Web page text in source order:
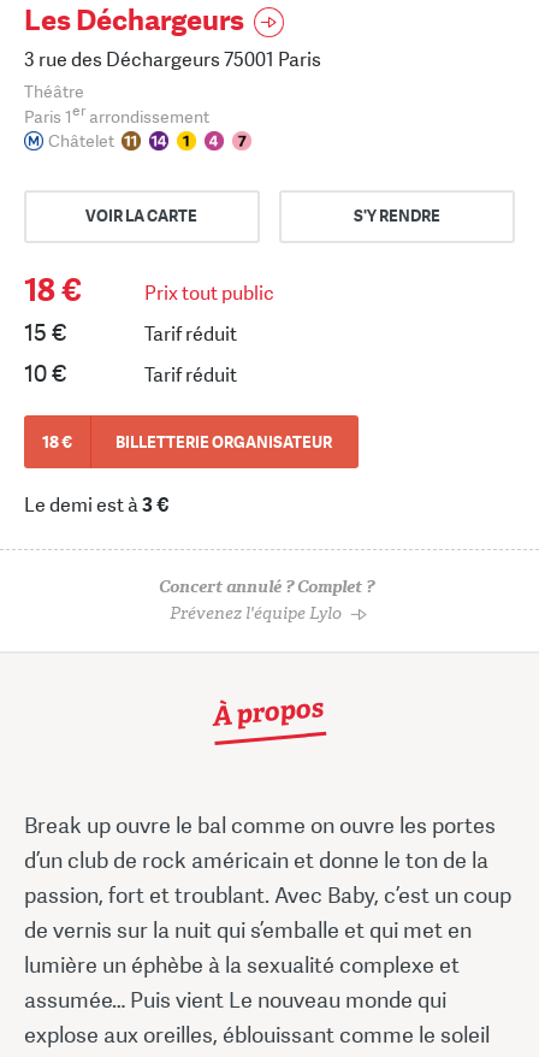
Les Déchargeurs
3 rue des Déchargeurs 75001 Paris
Théâtre
Paris 1erarrondissement
Châtelet
VOIR LA CARTE S'Y RENDRE
18 € Prix tout public
15 € Tarif réduit
10 € Tarif réduit
18 € BILLETTERIE ORGANISATEUR
Le demi est à3 €
Concert annulé ? Complet ?
Prévenez l'équipe Lylo
À propos
Break up ouvre le bal comme on ouvre les portes
d’un club de rock américain et donne le ton de la
passion, fort et troublant. Avec Baby, c’est un coup
de vernis sur la nuit qui s’emballe et qui met en
lumière un éphèbe à la sexualité complexe et
assumée… Puis vient Le nouveau monde qui
explose aux oreilles, éblouissant comme le soleil